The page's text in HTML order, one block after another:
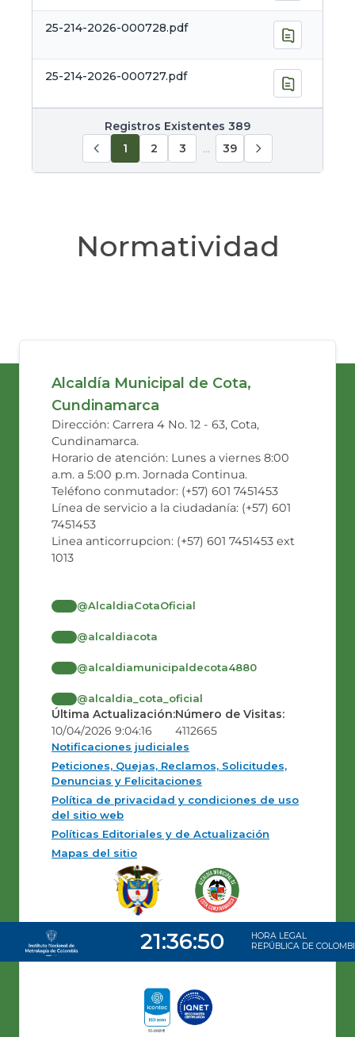
25-214-2026-000728.pdf
25-214-2026-000727.pdf
Registros Existentes 389
1
2 3 … 39
Normatividad
Alcaldía Municipal de Cota,
Cundinamarca
Dirección: Carrera 4 No. 12 - 63, Cota,
Cundinamarca.
Horario de atención: Lunes a viernes 8:00
a.m. a 5:00 p.m. Jornada Continua.
Teléfono conmutador: (+57) 601 7451453
Línea de servicio a la ciudadanía: (+57) 601
7451453
Linea anticorrupcion: (+57) 601 7451453 ext
1013
@AlcaldiaCotaOficial
@alcaldiacota
@alcaldiamunicipaldecota4880
@alcaldia_cota_oficial
Última Actualización:
10/04/2026 9:04:16
Número de Visitas:
4112665
Notificaciones judiciales
Peticiones, Quejas, Reclamos, Solicitudes,
Denuncias y Felicitaciones
Política de privacidad y condiciones de uso
del sitio web
Políticas Editoriales y de Actualización
Mapas del sitio